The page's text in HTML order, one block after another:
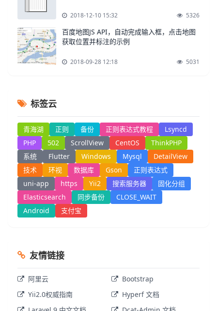
2018-12-10 15:32 5326
百度地图JS API，自动完成输入框，点击地图
获取位置并标注的示例
2018-09-28 12:18 5031
标签云
青海湖 正则 备份 正则表达式教程
Lsyncd
PHP
502 ScrollView CentOS
ThinkPHP
系统
Flutter Windows Mysql
DetailView
技术
环视 数据库 Gson
正则表达式
uni-app
https Yii2 搜索服务器
固化分组
Elasticsearch
同步备份
CLOSE_WAIT
Android
支付宝
友情链接
阿里云
Bootstrap
Yii2.0权威指南
Hyperf 文档